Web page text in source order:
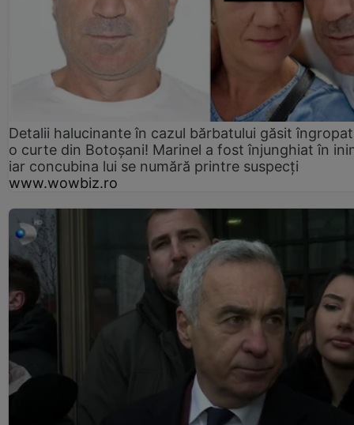
Detalii halucinante în cazul bărbatului găsit
o curte din Botoșani! Marinel a fost înjunghiat în
iar concubina lui se numără printre suspecți
www.wowbiz.ro